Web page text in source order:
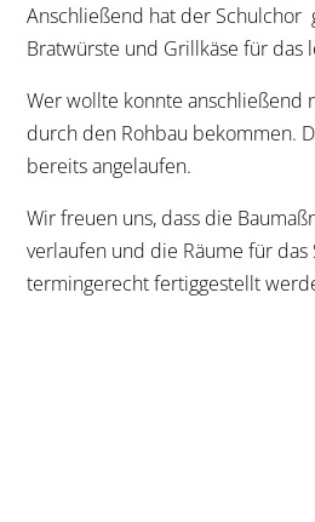
Anschließend hat der Schulchor
Bratwürste und Grillkäse für das
Wer wollte konnte anschließend
durch den Rohbau bekommen.
bereits angelaufen.
Wir freuen uns, dass die
verlaufen und die Räume für
termingerecht fertiggestellt